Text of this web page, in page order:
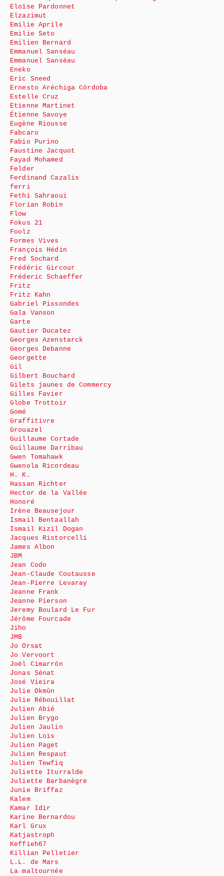
Eloïse Pardonnet
Elzazimut
Emilie Aprile
Emilie Seto
Emilien Bernard
Emmanuel Sanséau
Emmanuel Sanséau
Eneko
Eric Sneed
Ernesto Aréchiga Córdoba
Estelle Cruz
Etienne Martinet
Étienne Savoye
Eugène Riousse
Fabcaro
Fabio Purino
Faustine Jacquot
Fayad Mohamed
Felder
Ferdinand Cazalis
ferri
Fethi Sahraoui
Florian Robin
Flow
Fokus 21
Foolz
Formes Vives
François Hédin
Fred Sochard
Frédéric Gircour
Fréderic Schaeffer
Fritz
Fritz Kahn
Gabriel Pissondes
Gala Vanson
Garte
Gautier Ducatez
Georges Azenstarck
Georges Debanne
Georgette
Gil
Gilbert Bouchard
Gilets jaunes de Commercy
Gilles Favier
Globe Trottoir
Gomé
Graffitivre
Grouazel
Guillaume Cortade
Guillaume Darribau
Gwen Tomahawk
Gwenola Ricordeau
H. K.
Hassan Richter
Hector de la Vallée
Honoré
Irène Beausejour
Ismail Bentaallah
Ismail Kizil Dogan
Jacques Ristorcelli
James Albon
JBM
Jean Codo
Jean-Claude Coutausse
Jean-Pierre Levaray
Jeanne Frank
Jeanne Pierson
Jeremy Boulard Le Fur
Jérôme Fourcade
Jiho
JMB
Jo Orsat
Jo Vervoort
Joël Cimarrón
Jonas Sénat
José Vieira
Julie Okmûn
Julie Rébouillat
Julien Abié
Julien Brygo
Julien Jaulin
Julien Loïs
Julien Paget
Julien Respaut
Julien Tewfiq
Juliette Iturralde
Juliette Barbanègre
Junie Briffaz
Kalem
Kamar Idir
Karine Bernardou
Karl Grux
Katjastroph
Keffieh67
Killian Pelletier
L.L. de Mars
La maltournée